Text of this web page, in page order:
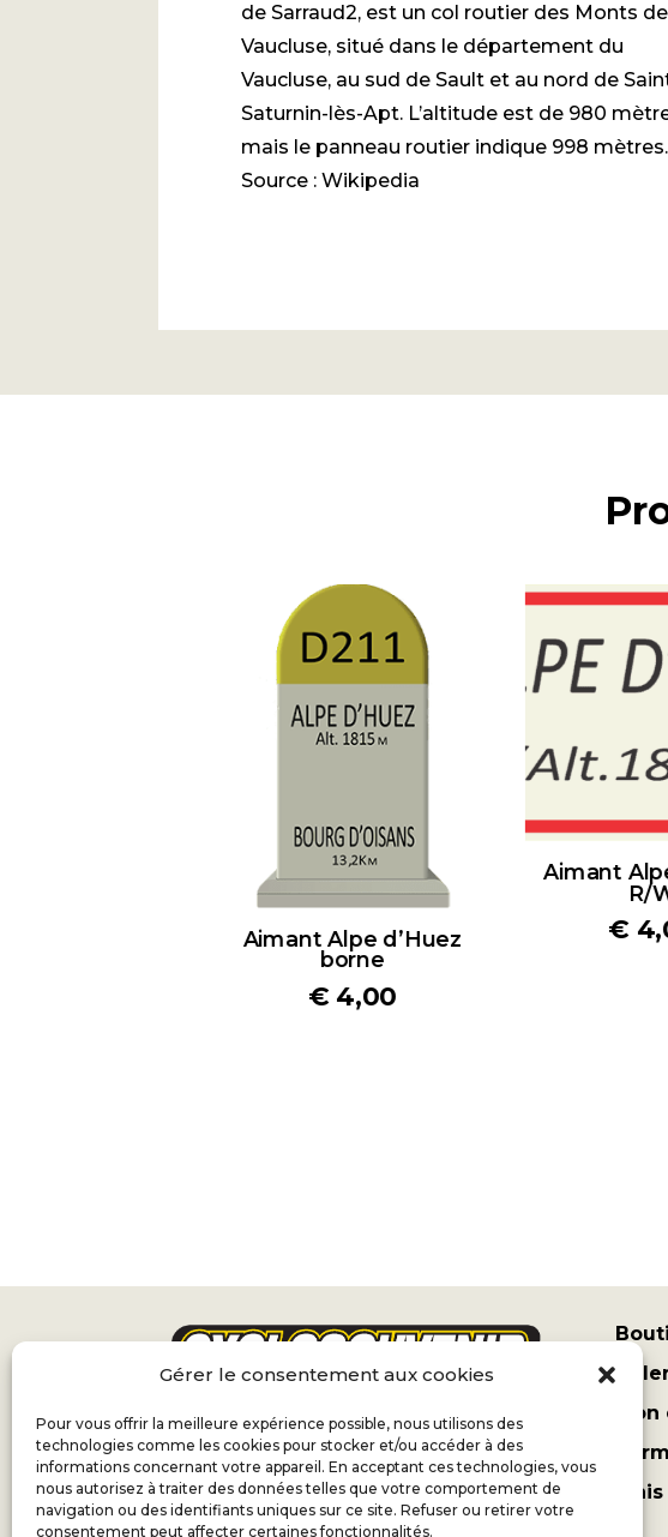
Gérer le consentement aux cookies
Pour vous offrir la meilleure expérience possible, nous utilisons des
technologies comme les cookies pour stocker et/ou accéder à des
informations concernant votre appareil. En acceptant ces technologies, vous
nous autorisez à traiter des données telles que votre comportement de
navigation ou des identifiants uniques sur ce site. Refuser ou retirer votre
consentement peut affecter certaines fonctionnalités.
de Sarraud2, est un col routier des Monts de
Vaucluse, situé dans le département du
Vaucluse, au sud de Sault et au nord de
Saturnin-lès-Apt. L’altitude est de 980
mais le panneau routier indique 998 mètres.
Source : Wikipedia
Aimant Alpe d’Huez
borne
€4,00
Aimant
R/
€